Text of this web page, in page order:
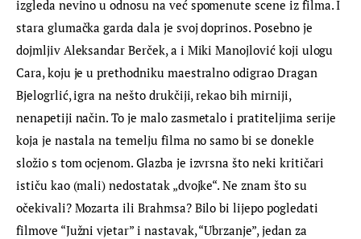
izgleda nevino u odnosu na već spomenute scene iz filma. I
stara glumačka garda dala je svoj doprinos. Posebno je
dojmljiv Aleksandar Berček, a i Miki Manojlović koji ulogu
Cara, koju je u prethodniku maestralno odigrao Dragan
Bjelogrlić, igra na nešto drukčiji, rekao bih mirniji,
nenapetiji način. To je malo zasmetalo i pratiteljima serije
koja je nastala na temelju filma no samo bi se donekle
složio s tom ocjenom. Glazba je izvrsna što neki kritičari
ističu kao (mali) nedostatak „dvojke“. Ne znam što su
očekivali? Mozarta ili Brahmsa? Bilo bi lijepo pogledati
filmove “Južni vjetar” i nastavak, “Ubrzanje”, jedan za